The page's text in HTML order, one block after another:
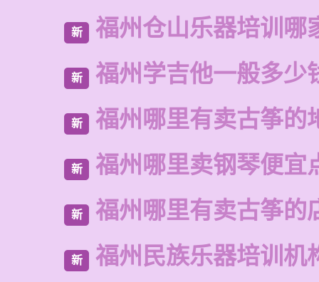
新 福州仓山乐器培训哪
新 福州学吉他一般多少
新 福州哪里有卖古筝的
新 福州哪里卖钢琴便宜
新 福州哪里有卖古筝的
新 福州民族乐器培训机